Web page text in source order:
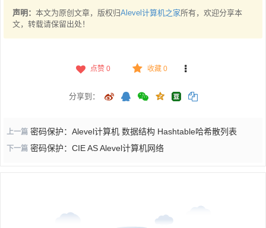
声明： 本文为原创文章，版权归Alevel计算机之家所有，欢迎分享本
文，转载请保留出处！
点赞 0 收藏 0
分享到：
上一篇 密码保护：Alevel计算机 数据结构 Hashtable哈希散列表
下一篇 密码保护：CIE AS Alevel计算机网络